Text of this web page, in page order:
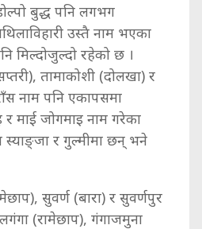
बुद्ध पनि लगभग
उस्तै नाम भएका
मिल्दोजुल्दो रहेको छ ।
तामाकोशी (दोलखा) र
नाम पनि एकापसमा
र माई जोगमाइ नाम गरेका
स्याङ्जा र गुल्मीमा छन् भने
सुवर्ण (बारा) र सुवर्णपुर
(रामेछाप), गंगाजमुना